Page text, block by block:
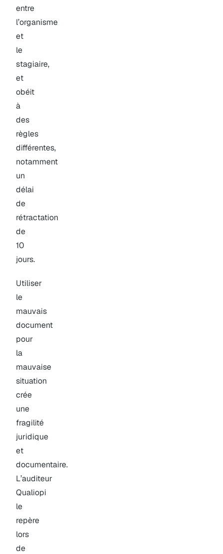
entre
l’organisme
et
le
stagiaire,
et
obéit
à
des
règles
différentes,
notamment
un
délai
de
rétractation
de
10
jours.
Utiliser
le
mauvais
document
pour
la
mauvaise
situation
crée
une
fragilité
juridique
et
documentaire.
L’auditeur
Qualiopi
le
repère
lors
de